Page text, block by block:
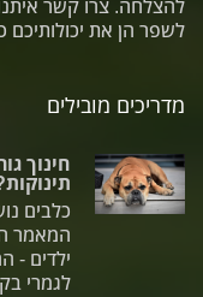
מדריכים מובילים
חינוך
כלבים
המאמר
ילדים -
לגמרי
להצלחה. צרו קשר
לשפר הן את יכולותיכם